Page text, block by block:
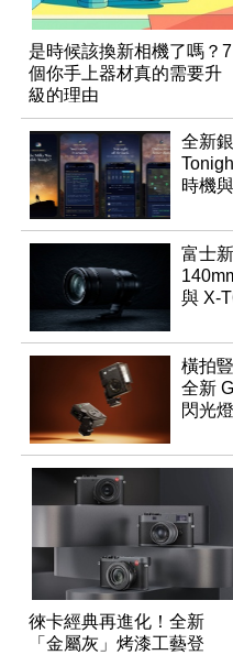
是時候該換新相機了嗎？7
個你手上器材真的需要升
級的理由
全新
時機
富士
與 X-
橫拍
全新
閃光燈
徠卡經典再進化！全新
「金屬灰」烤漆工藝登